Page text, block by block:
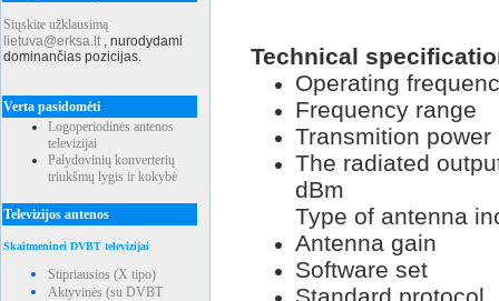
Siųskite užklausimą
lietuva@erksa.lt , nurodydami
dominančias pozicijas.
Verta pasidomėti
Logoperiodinės antenos
televizijai
Palydovinių konverterių
triukšmų lygis ir kokybė
Televizijos antenos
Skaitmeninei DVBT televizijai
Stipriausios (X tipo)
Aktyvinės (su DVBT
Technical
Operating
Frequency range
Transmition
The radiated
dBm
Type of antenna
Antenna
Software set